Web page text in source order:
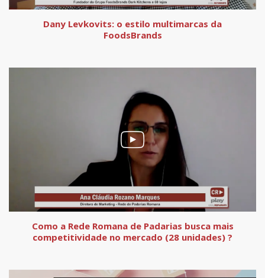
Dany Levkovits: o estilo multimarcas da
FoodsBrands
Como a Rede Romana de Padarias busca mais
competitividade no mercado (28 unidades) ?